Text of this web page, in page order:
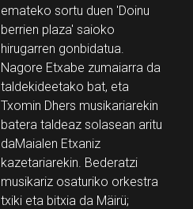
emateko sortu duen 'Doinu
berrien plaza' saioko
hirugarren gonbidatua.
Nagore Etxabe zumaiarra da
taldekideetako bat, eta
Txomin Dhers musikariarekin
batera taldeaz solasean aritu
daMaialen Etxaniz
kazetariarekin. Bederatzi
musikariz osaturiko orkestra
txiki eta bitxia da Mäirü;